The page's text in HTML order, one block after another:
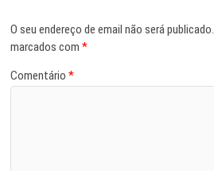
O seu endereço de email não será publicado.
marcados com*
Comentário*